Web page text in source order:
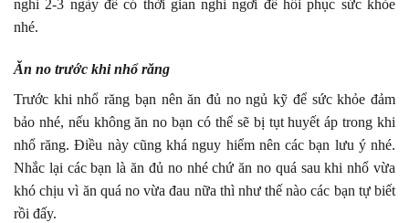
nghỉ 2-3 ngày để có thời gian nghỉ ngơi để hồi phục sức khỏe
nhé.
Ăn no trước khi nhổ răng
Trước khi nhổ răng bạn nên ăn đủ no ngủ kỹ để sức khỏe đảm
bảo nhé, nếu không ăn no bạn có thể sẽ bị tụt huyết áp trong khi
nhổ răng. Điều này cũng khá nguy hiểm nên các bạn lưu ý nhé.
Nhắc lại các bạn là ăn đủ no nhé chứ ăn no quá sau khi nhổ vừa
khó chịu vì ăn quá no vừa đau nữa thì như thế nào các bạn tự biết
rồi đấy.